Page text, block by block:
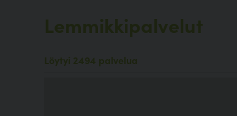
Lemmikkipalvelut
Löytyi 2494 palvelua